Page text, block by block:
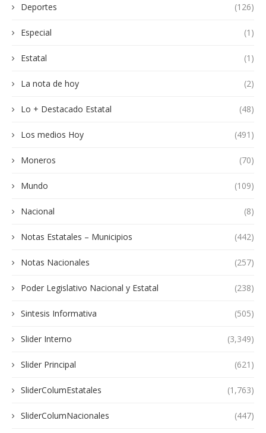
Deportes (126)
Especial (1)
Estatal (1)
La nota de hoy (2)
Lo + Destacado Estatal (48)
Los medios Hoy (491)
Moneros (70)
Mundo (109)
Nacional (8)
Notas Estatales – Municipios (442)
Notas Nacionales (257)
Poder Legislativo Nacional y Estatal (238)
Sintesis Informativa (505)
Slider Interno (3,349)
Slider Principal (621)
SliderColumEstatales (1,763)
SliderColumNacionales (447)